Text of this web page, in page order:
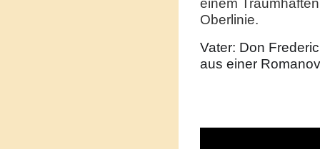
Oberlinie.
Vater: Don
aus einer